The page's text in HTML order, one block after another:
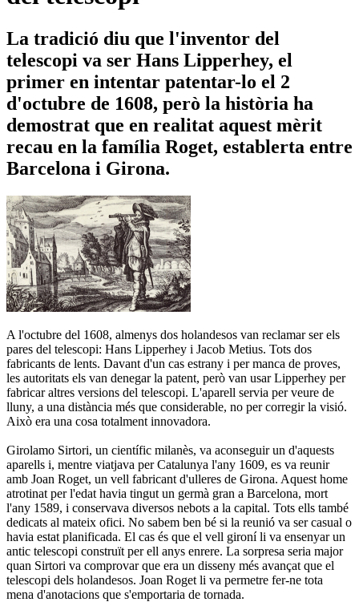
La tradició diu que l'inventor del
telescopi va ser Hans Lipperhey, el
primer en intentar patentar-lo el 2
d'octubre de 1608, però la història ha
demostrat que en realitat aquest mèrit
recau en la família Roget, establerta entre
Barcelona i Girona.
A l'octubre del 1608, almenys dos holandesos van reclamar ser els
pares del telescopi: Hans Lipperhey i Jacob Metius. Tots dos
fabricants de lents. Davant d'un cas estrany i per manca de proves,
les autoritats els van denegar la patent, però van usar Lipperhey per
fabricar altres versions del telescopi. L'aparell servia per veure de
lluny, a una distància més que considerable, no per corregir la visió.
Això era una cosa totalment innovadora.
Girolamo Sirtori, un científic milanès, va aconseguir un d'aquests
aparells i, mentre viatjava per Catalunya l'any 1609, es va reunir
amb Joan Roget, un vell fabricant d'ulleres de Girona. Aquest home
atrotinat per l'edat havia tingut un germà gran a Barcelona, mort
l'any 1589, i conservava diversos nebots a la capital. Tots ells també
dedicats al mateix ofici. No sabem ben bé si la reunió va ser casual o
havia estat planificada. El cas és que el vell gironí li va ensenyar un
antic telescopi construït per ell anys enrere. La sorpresa seria major
quan Sirtori va comprovar que era un disseny més avançat que el
telescopi dels holandesos. Joan Roget li va permetre fer-ne tota
mena d'anotacions que s'emportaria de tornada.